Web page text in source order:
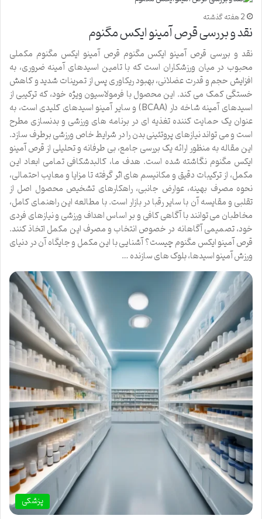
2 هفته گذشته
نقد و بررسی قرص آمینو ایکس مگنوم
نقد و بررسی قرص آمینو ایکس مگنوم قرص آمینو ایکس مگنوم مکملی
محبوب در میان ورزشکاران است که با تامین اسیدهای آمینه ضروری، به
افزایش حجم و قدرت عضلانی، بهبود ریکاوری پس از تمرینات شدید و کاهش
خستگی کمک می کند. این محصول با فرمولاسیون ویژه خود، که ترکیبی از
اسیدهای آمینه شاخه دار (BCAA) و سایر آمینو اسیدهای کلیدی است، به
عنوان یک حمایت کننده تغذیه ای در برنامه های ورزشی و بدنسازی مطرح
است و می تواند نیازهای پروتئینی بدن را در شرایط خاص ورزشی برطرف سازد.
این مقاله به منظور ارائه یک بررسی جامع، بی طرفانه و تحلیلی از قرص آمینو
ایکس مگنوم نگاشته شده است. هدف ما، کالبدشکافی تمامی ابعاد این
مکمل، از ترکیبات دقیق و مکانیسم های اثر گرفته تا مزایا و معایب احتمالی،
نحوه مصرف بهینه، عوارض جانبی، راهکارهای تشخیص محصول اصل از
تقلبی و مقایسه آن با سایر رقبا در بازار است. با مطالعه این راهنمای کامل،
مخاطبان می توانند با آگاهی کافی و بر اساس اهداف ورزشی و نیازهای فردی
خود، تصمیمی آگاهانه در خصوص انتخاب و مصرف این مکمل اتخاذ کنند.
قرص آمینو ایکس مگنوم چیست؟ آشنایی با این مکمل و جایگاه آن در دنیای
ورزش آمینو اسیدها، بلوک های سازنده …
پزشکی